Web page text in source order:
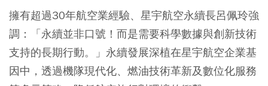
擁有超過30年航空業經驗、星宇航空永續長呂佩玲強
調：「永續並非口號！而是需要科學數據與創新技術
支持的長期行動。」永續發展深植在星宇航空企業基
因中，透過機隊現代化、燃油技術革新及數位化服務